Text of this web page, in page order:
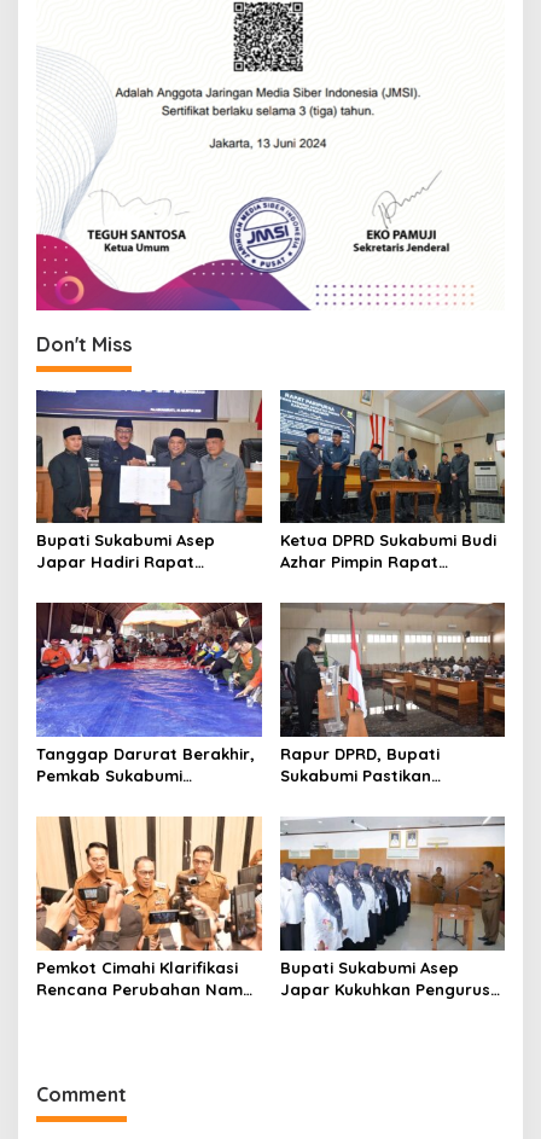
Don't Miss
Bupati Sukabumi Asep
Japar Hadiri Rapat
PPAS dan Raperda
Disabilitas
Ketua DPRD Sukabumi Budi
Azhar Pimpin Rapat
dan Raperda Tirta Jaya
Tanggap Darurat Berakhir,
Pemkab Sukabumi
Dimulai
Rapur DPRD, Bupati
Sukabumi Pastikan
Jadi Perda
Pemkot Cimahi Klarifikasi
Rencana Perubahan Nama
Bupati Sukabumi Asep
Japar Kukuhkan Pengurus
Comment